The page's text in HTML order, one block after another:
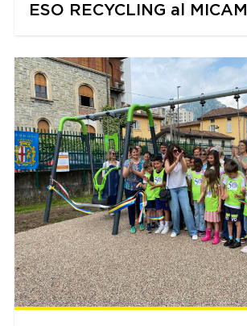
ESO RECYCLING al MICAM